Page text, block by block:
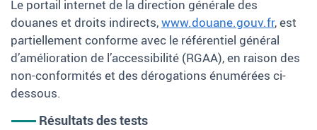
Le portail internet de la direction générale des
douanes et droits indirects,www.douane.gouv.fr, est
partiellement conforme avec le référentiel général
d’amélioration de l’accessibilité (RGAA), en raison des
non-conformités et des dérogations énumérées ci-
dessous.
Résultats des tests